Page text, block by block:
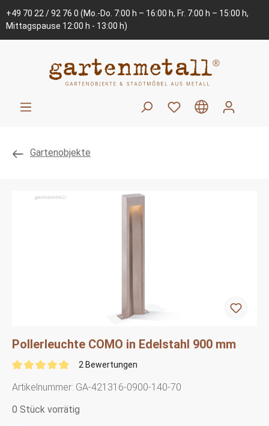
+49 70 22 / 92 76 0 (Mo.-Do. 7:00 h – 16:00 h, Fr. 7:00 h – 15:00 h,
Mittagspause 12:00 h - 13:00 h)
Gartenobjekte
Pollerleuchte COMO in Edelstahl 900 mm
2 Bewertungen
Artikelnummer: GA-421316-0900-140-70
0 Stück vorrätig